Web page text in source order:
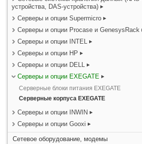
устройства, DAS-устройства)
Серверы и опции Supermicro
Серверы и опции Procase и GenesysRack
Серверы и опции INTEL
Серверы и опции HP
Серверы и опции DELL
Серверы и опции EXEGATE
Серверные блоки питания EXEGATE
Серверные корпуса EXEGATE
Серверы и опции INWIN
Серверы и опции Gooxi
Сетевое оборудование, модемы